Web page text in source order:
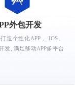
provide for you?
外包开发
造个性化APP， IOS、
发, 满足移动APP多平台